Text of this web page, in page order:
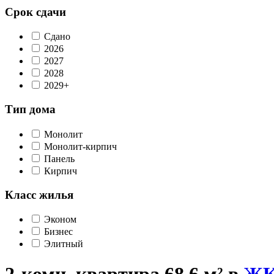
Срок сдачи
Сдано
2026
2027
2028
2029+
Тип дома
Монолит
Монолит-кирпич
Панель
Кирпич
Класс жилья
Эконом
Бизнес
Элитный